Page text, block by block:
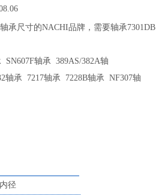
承尺寸的NACHI品牌，需要轴承7301DB
SN607F轴承 389AS/382A轴
轴承 7217轴承 7228B轴承 NF307轴
内径